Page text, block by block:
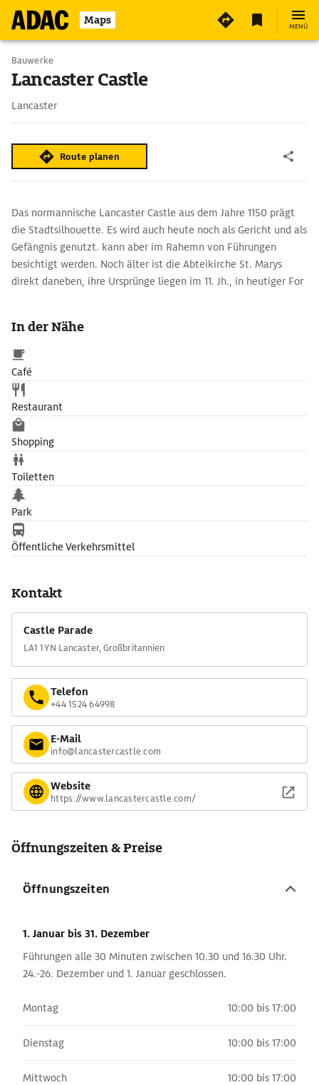
Maps MENÜ
Bauwerke
Lancaster Castle
Lancaster
Route planen
Das normannische Lancaster Castle aus dem Jahre 1150 prägt
die Stadtsilhouette. Es wird auch heute noch als Gericht und als
Gefängnis genutzt. kann aber im Rahemn von Führungen
besichtigt werden. Noch älter ist die Abteikirche St. Marys
direkt daneben, ihre Ursprünge liegen im 11. Jh., in heutiger For
In der Nähe
Café
Restaurant
Shopping
Toiletten
Park
Öffentliche Verkehrsmittel
Kontakt
Castle Parade
LA1 1YN Lancaster, Großbritannien
Telefon
+44 1524 64998
E-Mail
info@lancastercastle.com
Website
https://www.lancastercastle.com/
Öffnungszeiten & Preise
Öffnungszeiten
1. Januar bis 31. Dezember
Führungen alle 30 Minuten zwischen 10.30 und 16.30 Uhr.
24.-26. Dezember und 1. Januar geschlossen.
Montag 10:00 bis 17:00
Dienstag 10:00 bis 17:00
Mittwoch 10:00 bis 17:00